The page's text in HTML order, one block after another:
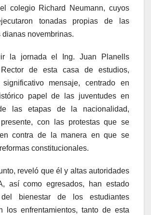
colegio Richard Neumann, cuyos
tonadas propias de las
novembrinas.
la jornada el Ing. Juan Planells
Rector de esta casa de estudios,
mensaje, centrado en
papel de las juventudes en
las etapas de la nacionalidad,
presente, con las protestas que se
contra de la manera en que se
constitucionales.
reveló que él y altas autoridades
así como egresados, han estado
del bienestar de los estudiantes
los enfrentamientos, tanto de esta